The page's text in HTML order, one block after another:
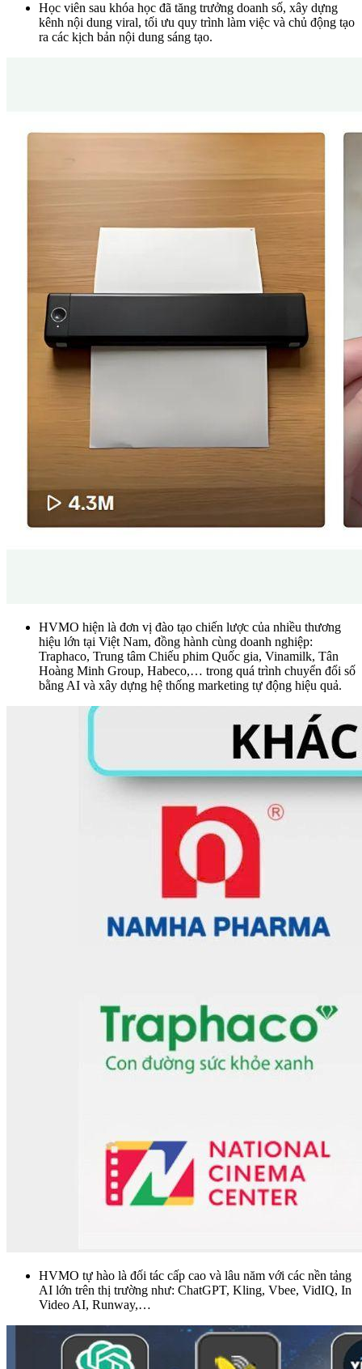
Học viên sau khóa học đã tăng trưởng doanh số, xây dựng
kênh nội dung viral, tối ưu quy trình làm việc và chủ động tạo
ra các kịch bản nội dung sáng tạo.
HVMO hiện là đơn vị đào tạo chiến lược của nhiều thương
hiệu lớn tại Việt Nam, đồng hành cùng doanh nghiệp:
Traphaco, Trung tâm Chiếu phim Quốc gia, Vinamilk, Tân
Hoàng Minh Group, Habeco,… trong quá trình chuyển đổi số
bằng AI và xây dựng hệ thống marketing tự động hiệu quả.
HVMO tự hào là đối tác cấp cao và lâu năm với các nền tảng
AI lớn trên thị trường như: ChatGPT, Kling, Vbee, VidIQ, In
Video AI, Runway,…